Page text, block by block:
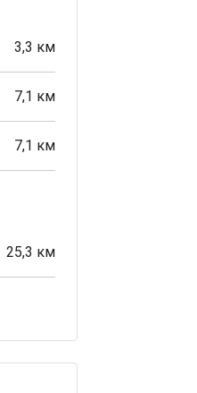
3,3 км
7,1 км
7,1 км
25,3 км